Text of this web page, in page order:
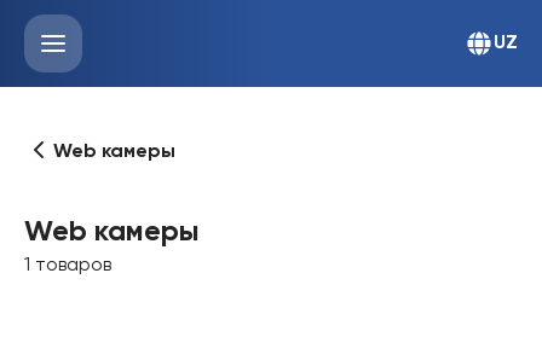
UZ
Web камеры
Web камеры
1 товаров